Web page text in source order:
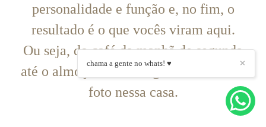
personalidade e função e, no fim, o
resultado é o que vocês viram aqui.
Ou seja, do café da manhã de segunda
até o almoço de domingo só se fala em
foto nessa casa.
✕
chama a gente no whats! ♥